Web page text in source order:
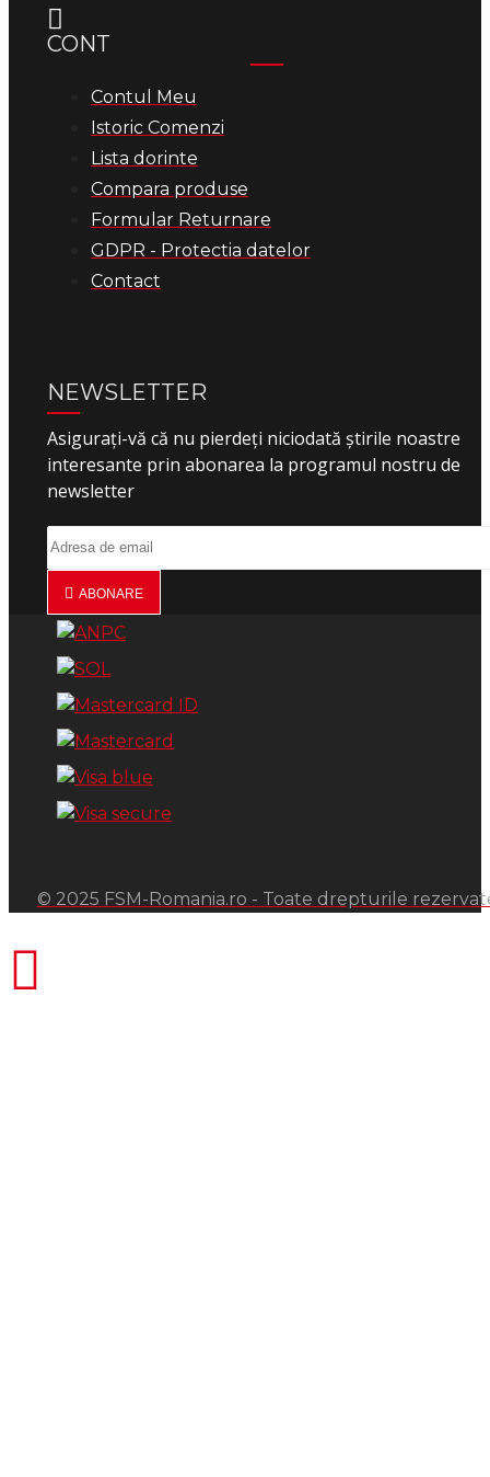
CONT
Contul Meu
Istoric Comenzi
Lista dorinte
Compara produse
Formular Returnare
GDPR - Protectia datelor
Contact
NEWSLETTER
Asigurați-vă că nu pierdeți niciodată știrile noastre
interesante prin abonarea la programul nostru de
newsletter
ABONARE
© 2025 FSM-Romania.ro - Toate drepturile